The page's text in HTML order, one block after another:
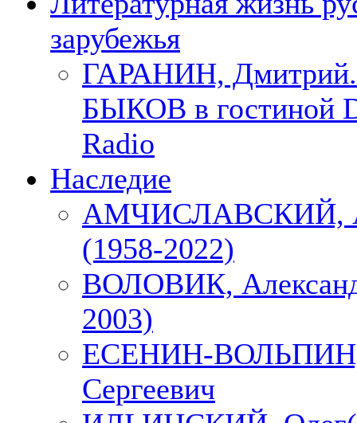
зарубежья
ГАРАНИН,
БЫКОВ в гостиной
Radio
Наследие
АМЧИСЛАВСКИЙ,
(1958-2022)
ВОЛОВИК,
2003)
ЕСЕНИН-ВОЛЬПИН,
Сергеевич